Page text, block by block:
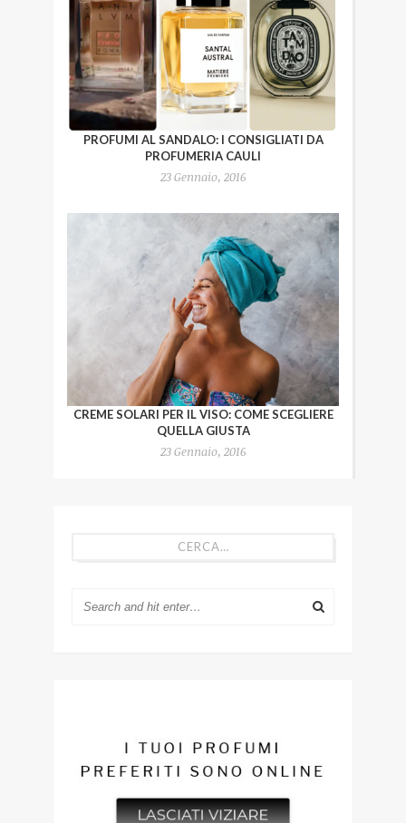
PROFUMI AL SANDALO: I CONSIGLIATI DA
PROFUMERIA CAULI
23 Gennaio, 2016
CREME SOLARI PER IL VISO: COME SCEGLIERE
QUELLA GIUSTA
23 Gennaio, 2016
CERCA…